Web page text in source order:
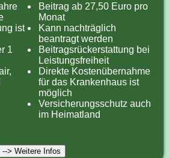
ist
1
Beitrag ab 27,50 Euro pro
Monat
Kann nachträglich
beantragt werden
Beitragsrückerstattung bei
Leistungsfreiheit
Direkte Kostenübernahme
für das Krankenhaus ist
möglich
Versicherungsschutz auch
im Heimatland
--> Weitere Infos